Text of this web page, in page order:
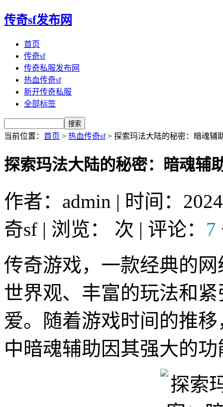
传奇sf发布网
首页
传奇sf
传奇私服发布网
热血传奇sf
新开传奇私服
全部标签
当前位置： 首页 > 热血传奇sf> 探索玛法大陆的秘密：暗魂辅
探索玛法大陆的秘密：暗魂辅
作者：admin | 时间：
奇sf | 浏览：
次 | 评论： 7
传奇游戏，一款经典的
世界观、丰富的玩法和
爱。随着游戏时间的推
中暗魂辅助因其强大的